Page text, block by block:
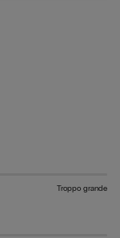
Troppo grande